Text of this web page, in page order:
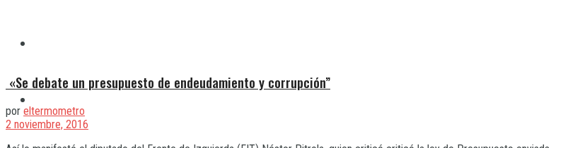
«Se debate un presupuesto de endeudamiento y corrupción”
por eltermometro
2 noviembre, 2016